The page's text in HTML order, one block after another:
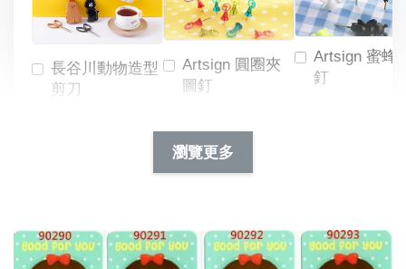
長谷川動物造型
剪刀
Artsign 圓圈夾
圖釘
NT$ 19.00
NT$ 66.00
Artsign 蜜蜂
釘
加入購物車
瀏覽更多